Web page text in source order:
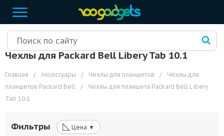
Чехлы для Packard Bell Libery Tab 10.1
Главная / Аксессуары / Чехлы для планшетов /
Чехлы для
планшетов Packard Bell
/
Чехлы для планшета Packard Bell Libery
Tab 10.1
Фильтры ◺ Цена ▼